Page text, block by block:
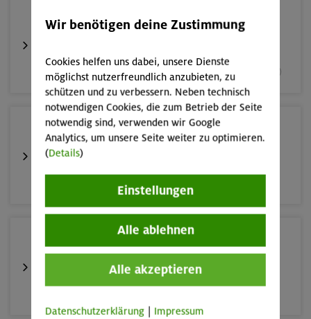
05.09.26
Fahrtechnik II - Advanced
München und Umgebung (inkl. bayer. Voralpenraum)
10.-13.09.26
Alpinklettertraining
Klettersteige rund um und auf den Sellastock
Wir benötigen deine Zustimmung
Cookies helfen uns dabei, unsere Dienste
möglichst nutzerfreundlich anzubieten, zu
schützen und zu verbessern. Neben technisch
notwendigen Cookies, die zum Betrieb der Seite
notwendig sind, verwenden wir Google
Analytics, um unsere Seite weiter zu optimieren.
(Details)
Einstellungen
Alle ablehnen
Alle akzeptieren
Datenschutzerklärung Impressum